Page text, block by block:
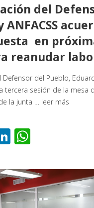
del
ANFACSS
en
reanudar
del Pueblo,
tercera sesión de la mesa
la junta … leer más
LinkedIn